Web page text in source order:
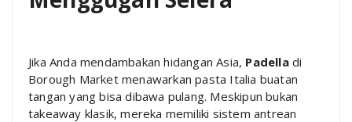
Jika Anda mendambakan hidangan Asia, Padelladi
Borough Market menawarkan pasta Italia buatan
tangan yang bisa dibawa pulang. Meskipun bukan
takeaway klasik, mereka memiliki sistem antrean